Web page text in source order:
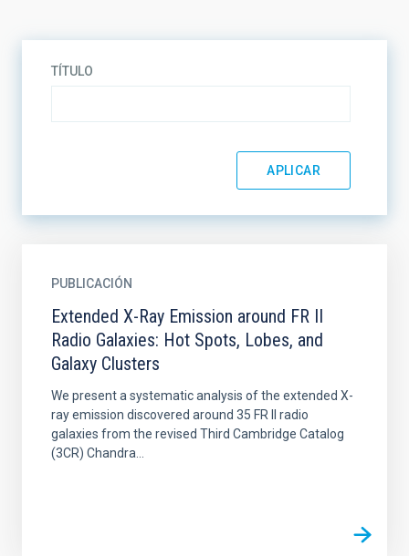
TÍTULO
PUBLICACIÓN
Extended X-Ray Emission around FR II
Radio Galaxies: Hot Spots, Lobes, and
Galaxy Clusters
We present a systematic analysis of the extended X-
ray emission discovered around 35 FR II radio
galaxies from the revised Third Cambridge Catalog
(3CR) Chandra...